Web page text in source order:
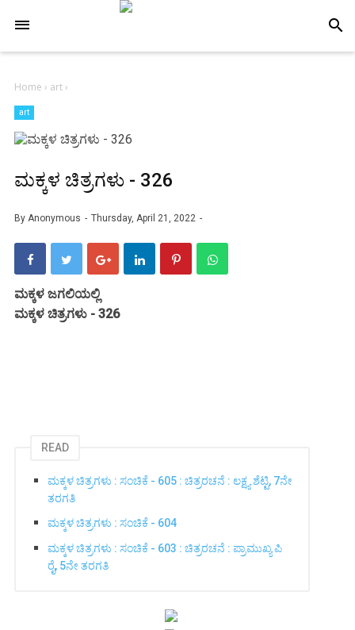
search
Home › art›
art
ಮಕ್ಕಳ ಚಿತ್ರಗಳು - 326
By Anonymous Thursday, April 21, 2022
ಮಕ್ಕಳ ಜಗಲಿಯಲ್ಲಿ
ಮಕ್ಕಳ ಚಿತ್ರಗಳು - 326
READ
ಮಕ್ಕಳ ಚಿತ್ರಗಳು : ಸಂಚಿಕೆ - 605 : ಚಿತ್ರರಚನೆ : ಲಕ್ಷ್ಯ ಶೆಟ್ಟಿ, 7ನೇ
ತರಗತಿ
ಮಕ್ಕಳ ಚಿತ್ರಗಳು : ಸಂಚಿಕೆ - 604
ಮಕ್ಕಳ ಚಿತ್ರಗಳು : ಸಂಚಿಕೆ - 603 : ಚಿತ್ರರಚನೆ : ಪ್ರಾಮುಖ್ಯ ಪಿ
ರೈ, 5ನೇ ತರಗತಿ